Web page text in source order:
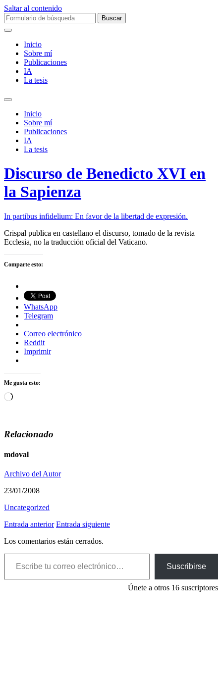
Saltar al contenido
Buscar:
Inicio
Sobre mí­
Publicaciones
IA
La tesis
Alternar
campo
búsqueda
Inicio
Sobre mí­
Publicaciones
IA
La tesis
Discurso de Benedicto XVI en
la Sapienza
In partibus infidelium: En favor de la libertad de expresión.
Crispal publica en castellano el discurso, tomado de la revista
Ecclesia, no la traducción oficial del Vaticano.
Comparte esto:
WhatsApp
Telegram
Correo electrónico
Reddit
Imprimir
Me gusta esto:
Cargando...
Relacionado
mdoval
Archivo del Autor
23/01/2008
Uncategorized
Entrada anterior Entrada siguiente
Los comentarios están cerrados.
Escribe tu correo electrónico…
Suscribirse
Únete a otros 16 suscriptores